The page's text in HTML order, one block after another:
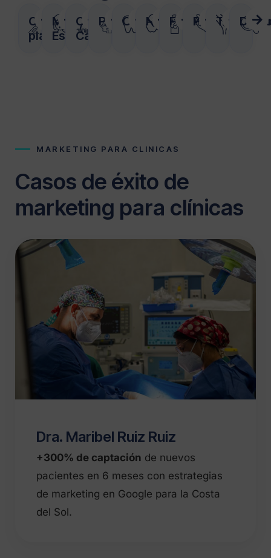
Cirugía
plástica
Medicina
Estética
Cirugía
Capilar
Psicología
Odontología
Nutrición
Fisioterapia
Podología
MARKETING PARA CLINICAS
Casos de éxito de
marketing para clínicas
Dra. Maribel Ruiz Ruiz
+300% de captación de nuevos
pacientes en 6 meses con estrategias
de marketing en Google para la Costa
del Sol.